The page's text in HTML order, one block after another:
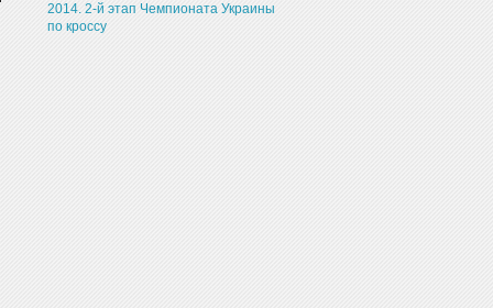
2014. 2-й этап Чемпионата Украины
по кроссу